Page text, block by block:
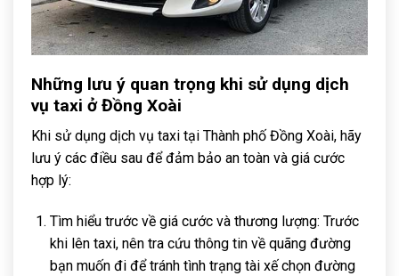
Những lưu ý quan trọng khi sử dụng dịch
vụ taxi ở Đồng Xoài
Khi sử dụng dịch vụ taxi tại Thành phố Đồng Xoài, hãy
lưu ý các điều sau để đảm bảo an toàn và giá cước
hợp lý:
Tìm hiểu trước về giá cước và thương lượng: Trước
khi lên taxi, nên tra cứu thông tin về quãng đường
bạn muốn đi để tránh tình trạng tài xế chọn đường